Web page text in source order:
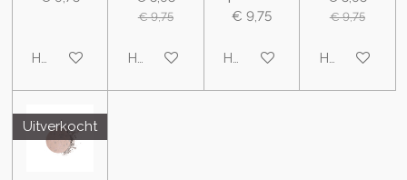
Houd mij op de hoogte
€ 9,75
Houd mij op de hoogte
€ 9,75
Houd mij op de hoogte
€ 9,75
Houd mij op
Uitverkocht